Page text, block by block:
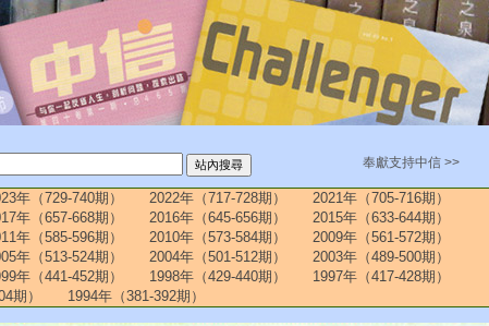
奉獻支持中信 >>
年（729-740期） 2022年（717-728期）
2021年（705-716期）
年（657-668期） 2016年（645-656期）
2015年（633-644期）
年（585-596期） 2010年（573-584期）
2009年（561-572期）
年（513-524期） 2004年（501-512期）
2003年（489-500期）
年（441-452期） 1998年（429-440期）
1997年（417-428期）
期） 1994年（381-392期）